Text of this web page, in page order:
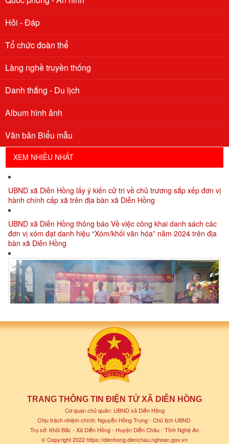
Hỏi - Đáp
Tổ chức đoàn thể
Làng nghề truyền thống
Danh thắng - Du lịch
Album hình ảnh
Văn bản Biểu mẫu
XEM NHIỀU NHẤT
Xã Diễn Hồng thông báo lấy ý kiến cử tri về việc đổi tên đơn vị
hành chính cấp xã sau sắp xếp
UBND xã Diễn Hồng lấy ý kiến cử tri về chủ trương sắp xếp đơn vị
hành chính cấp xã trên địa bàn xã Diễn Hồng
UBND xã Diễn Hồng thông báo Về việc công khai danh sách các
đơn vị xóm đạt danh hiệu “Xóm/khối văn hóa” năm 2024 trên địa
bàn xã Diễn Hồng
Lễ Công bố Quyết định danh hiệu khu dân cư văn hóa Xóm Hoa
Thành, xã Diễn Hồng và Kỷ niệm 94 năm ngày thành lập Mặt trận
dân tộc thống nhất Việt Nam (18/11/1930-18/11/2024)
TRANG THÔNG TIN ĐIỆN TỬ XÃ DIỄN HỒNG
Cơ quan chủ quản: UBND xã Diễn Hồng
Chịu trách nhiệm chính: Nguyễn Hồng Trung - Chủ tịch UBND
Trụ sở: Khối Bắc - Xã Diễn Hồng - Huyện Diễn Châu - Tỉnh Nghệ An
© Copyright 2022https://dienhong.dienchau.nghean.gov.vn